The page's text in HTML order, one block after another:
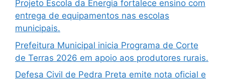
Projeto Escola da Energia fortalece ensino com
entrega de equipamentos nas escolas
municipais.
Prefeitura Municipal inicia Programa de Corte
de Terras 2026 em apoio aos produtores rurais.
Defesa Civil de Pedra Preta emite nota oficial e